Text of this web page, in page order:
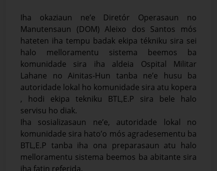
Iha okaziaun ne’e Diretór Operasaun no
Manutensaun (DOM) Aleixo dos Santos mós
hateten iha tempu badak ekipa tékniku sira sei
halo melloramentu sistema beemos ba
komunidade sira iha aldeia Ospital Militar
Lahane no Ainitas-Hun tanba ne’e husu ba
autoridade lokal ho komunidade sira atu kopera
, hodi ekipa tekniku BTL,E.P sira bele halo
servisu ho diak.
Iha sosializasaun ne’e, autoridade lokal no
komunidade sira hato’o mós agradesementu ba
BTL,E.P tanba iha ona preparasaun atu halo
melloramentu sistema beemos ba abitante sira
iha fatin referida.